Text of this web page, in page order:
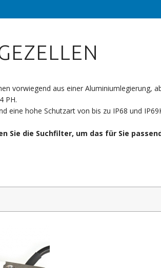
vorwiegend aus einer Aluminiumlegierung,
PH.
eine hohe Schutzart von bis zu IP68 und
Sie die Suchfilter, um das für Sie